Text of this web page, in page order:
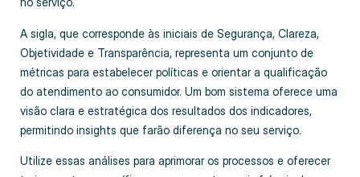
A sigla, que corresponde às iniciais de Segurança, Clareza,
Objetividade e Transparência, representa um conjunto de
métricas para estabelecer políticas e orientar a qualificação
do atendimento ao consumidor. Um bom sistema oferece uma
visão clara e estratégica dos resultados dos indicadores,
permitindo insights que farão diferença no seu serviço.
Utilize essas análises para aprimorar os processos e oferecer